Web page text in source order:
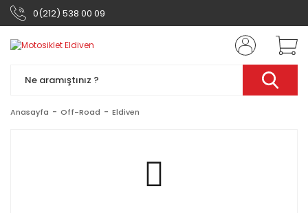
0(212) 538 00 09
Anasayfa Off-Road Eldiven